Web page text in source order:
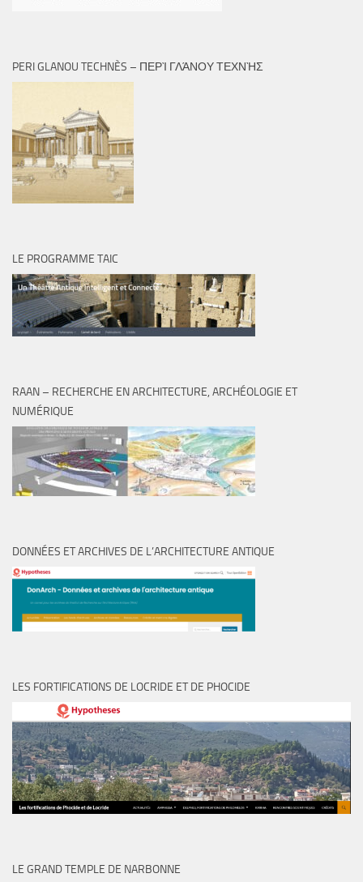
PERI GLANOU TECHNÈS – ΠΕΡῚ ΓΛΆΝΟΥ ΤΕΧΝῊΣ
LE PROGRAMME TAIC
RAAN – RECHERCHE EN ARCHITECTURE, ARCHÉOLOGIE ET
NUMÉRIQUE
DONNÉES ET ARCHIVES DE L’ARCHITECTURE ANTIQUE
LES FORTIFICATIONS DE LOCRIDE ET DE PHOCIDE
LE GRAND TEMPLE DE NARBONNE